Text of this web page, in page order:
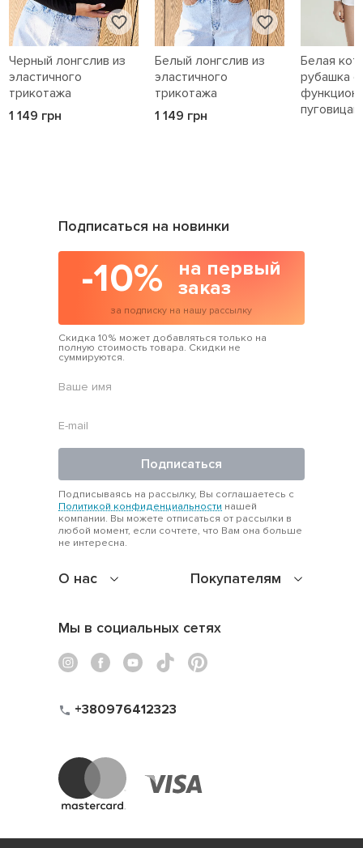
Черный лонгслив из
эластичного
трикотажа
1 149 грн
Белый лонгслив из
эластичного
трикотажа
1 149 грн
Белая
рубашка с
О нас Покупателям
Подписаться на новинки
-10%
на первый
заказ
за подписку на нашу рассылку
Скидка 10% может добавляться только на
полную стоимость товара. Скидки не
суммируются.
Подписаться
Подписываясь на рассылку, Вы соглашаетесь с
Политикой конфиденциальности нашей
компании. Вы можете отписаться от рассылки в
любой момент, если сочтете, что Вам она больше
не интересна.
Мы в социальных сетях
+380976412323